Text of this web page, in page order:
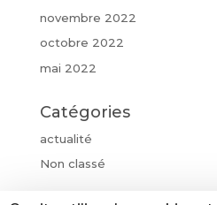
novembre 2022
octobre 2022
mai 2022
Catégories
actualité
Non classé